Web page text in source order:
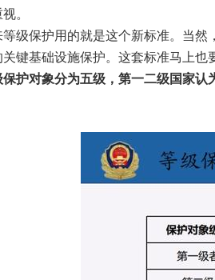
。
键基础设施保护。这套标准马上也
级保护对象分为五级，第一二级国